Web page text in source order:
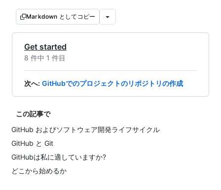
Markdown としてコピー
Get started
8 件中 1 件目
次へ: GitHubでのプロジェクトのリポジトリの作成
この記事で
GitHub およびソフトウェア開発ライフサイクル
GitHub と Git
GitHubは私に適していますか?
どこから始めるか